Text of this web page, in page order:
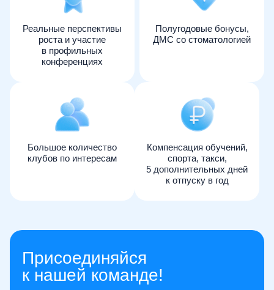
Реальные перспективы
роста и участие
в профильных
конференциях
Полугодовые бонусы,
ДМС со стоматологией
Большое количество
клубов по интересам
Компенсация обучений,
спорта, такси,
5 дополнительных дней
к отпуску в год
Присоединяйся
к нашей команде!